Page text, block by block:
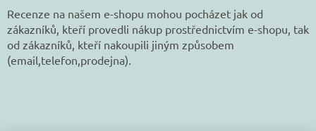
Recenze na našem e-shopu mohou pocházet jak od
zákazníků, kteří provedli nákup prostřednictvím e-shopu, tak
od zákazníků, kteří nakoupili jiným způsobem
(email,telefon,prodejna).